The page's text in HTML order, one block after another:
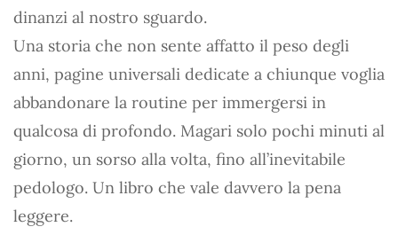
dinanzi al nostro sguardo.
Una storia che non sente affatto il peso degli
anni, pagine universali dedicate a chiunque voglia
abbandonare la routine per immergersi in
qualcosa di profondo. Magari solo pochi minuti al
giorno, un sorso alla volta, fino all’inevitabile
pedologo. Un libro che vale davvero la pena
leggere.